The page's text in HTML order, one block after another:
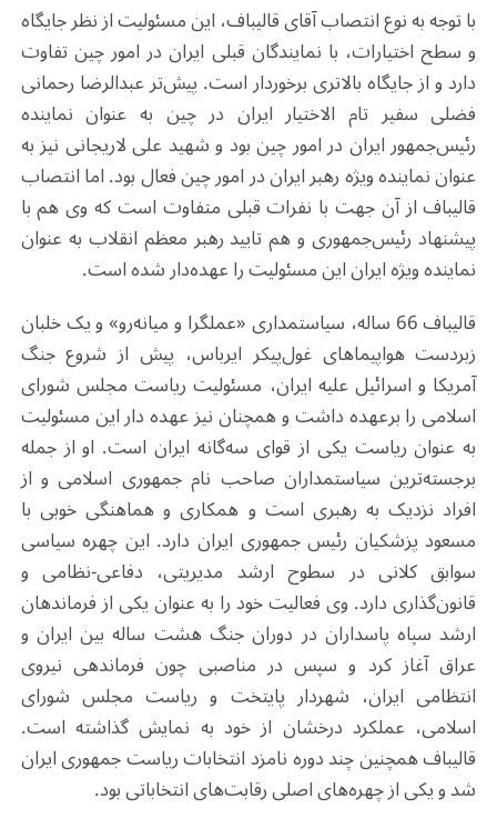
با توجه به نوع انتصاب آقای قالیباف، این مسئولیت از نظر جایگاه
و سطح اختیارات، با نمایندگان قبلی ایران در امور چین تفاوت
دارد و از جایگاه بالاتری برخوردار است. پیش‌تر عبدالرضا رحمانی
فضلی سفیر تام الاختیار ایران در چین به عنوان نماینده
رئیس‌جمهور ایران در امور‌ چین بود و شهید علی لاریجانی نیز به
عنوان نماینده ویژه رهبر ایران در امور چین فعال بود. اما انتصاب
قالیباف از آن جهت با نفرات قبلی متفاوت است که وی هم با
پیشنهاد رئیس‌جمهوری و هم تایید رهبر معظم انقلاب به عنوان
نماینده ویژه ایران این مسئولیت را عهده‌دار شده است.
قالیباف 66 ساله، سیاستمداری «عملگرا و میانه‌رو» و یک خلبان
زبردست هواپیماهای غول‌پیکر ایرباس، پیش از شروع جنگ
آمریکا و اسرائیل علیه ایران، مسئولیت ریاست مجلس شورای
اسلامی را برعهده داشت و همچنان نیز عهده دار این مسئولیت
به عنوان ریاست یکی از قوای سه‌گانه ایران است. او از جمله
برجسته‌ترین سیاستمداران صاحب نام جمهوری اسلامی و از
افراد نزدیک به رهبری است و همکاری و هماهنگی خوبی با
مسعود پزشکیان رئیس جمهوری ایران دارد. این چهره سیاسی
سوابق کلانی در سطوح ارشد مدیریتی، دفاعی-نظامی و
قانون‌گذاری دارد. وی فعالیت خود را به عنوان یکی از فرماندهان
ارشد سپاه پاسداران در دوران جنگ هشت ساله بین ایران و
عراق آغاز کرد و سپس در مناصبی چون فرماندهی نیروی
انتظامی ایران، شهردار پایتخت و ریاست مجلس شورای
اسلامی، عملکرد درخشان از خود به نمایش گذاشته است.
قالیباف همچنین چند دوره نامزد انتخابات ریاست جمهوری ایران
شد و یکی از چهره‌های اصلی رقابت‌های انتخاباتی بود.